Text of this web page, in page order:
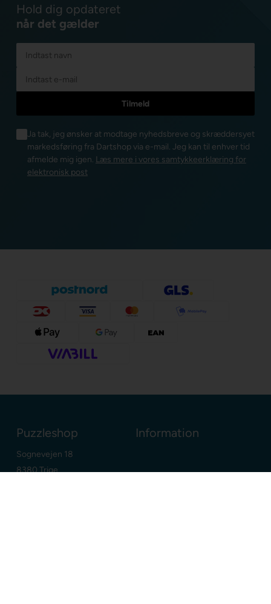
Hold dig opdateret
når det gælder
Ja tak, jeg ønsker at modtage nyhedsbreve og skræddersyet
markedsføring fra Dartshop via e-mail. Jeg kan til enhver tid
afmelde mig igen. Læs mere i vores samtykkeerklæring for
elektronisk post
Puzzleshop
Sognevejen 18
8380 Trige
Information